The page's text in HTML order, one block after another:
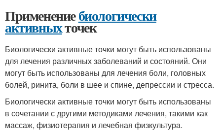
Применениебиологически
активныхточек
Биологически активные точки могут быть использованы
для лечения различных заболеваний и состояний. Они
могут быть использованы для лечения боли, головных
болей, ринита, боли в шее и спине, депрессии и стресса.
Биологически активные точки могут быть использованы
в сочетании с другими методиками лечения, такими как
массаж, физиотерапия и лечебная физкультура.